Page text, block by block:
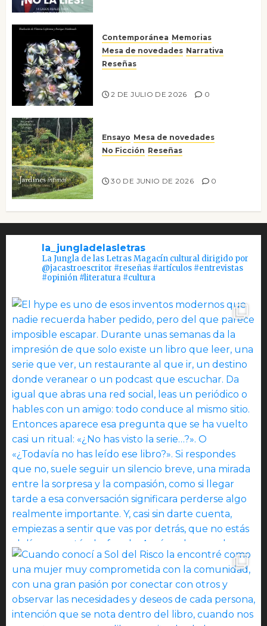
Contemporánea Memorias
Mesa de novedades Narrativa
Reseñas
2 DE JULIO DE 2026 0
Ensayo Mesa de novedades
No Ficción Reseñas
30 DE JUNIO DE 2026 0
la_jungladelasletras
La Jungla de las Letras Magacín cultural dirigido por
@jacastroescritor #reseñas #artículos #entrevistas
#opinión #literatura #cultura